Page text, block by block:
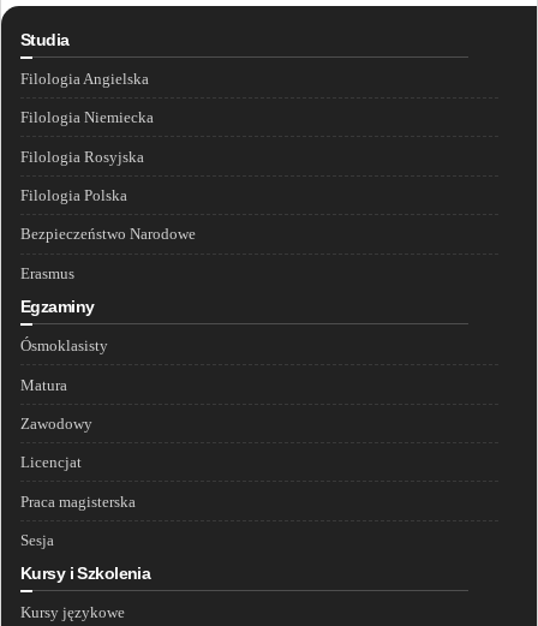
Studia
Filologia Angielska
Filologia Niemiecka
Filologia Rosyjska
Filologia Polska
Bezpieczeństwo Narodowe
Erasmus
Egzaminy
Ósmoklasisty
Matura
Zawodowy
Licencjat
Praca magisterska
Sesja
Kursy i Szkolenia
Kursy językowe